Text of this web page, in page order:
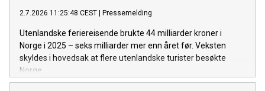
2.7.2026 11:25:48 CEST | Pressemelding
Utenlandske feriereisende brukte 44 milliarder kroner i
Norge i 2025 – seks milliarder mer enn året før. Veksten
skyldes i hovedsak at flere utenlandske turister besøkte
Norge.